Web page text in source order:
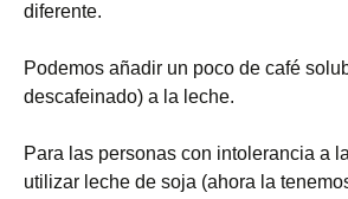
diferente.
Podemos añadir un poco de café
descafeinado) a la leche.
Para las personas con intolerancia a
utilizar leche de soja (ahora la